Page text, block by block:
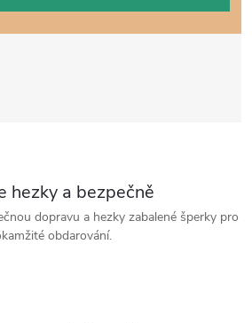
hezky a bezpečně
dopravu a hezky zabalené šperky pro
obdarování.